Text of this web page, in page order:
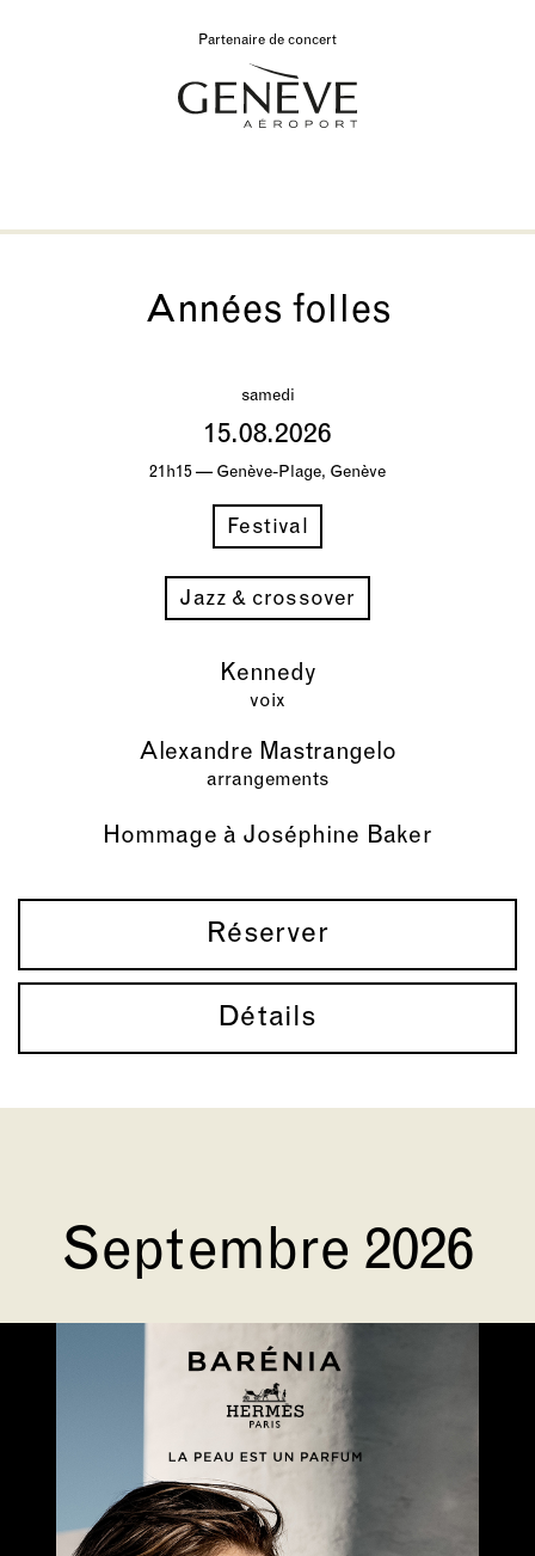
Partenaire de concert
Années folles
Réserver
Détails
samedi
15.08.2026
21h15 — Genève-Plage, Genève
Festival
Jazz & crossover
Kennedy
voix
Alexandre Mastrangelo
arrangements
Hommage à Joséphine Baker
Septembre 2026